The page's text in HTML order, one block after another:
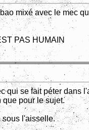
mixé avec le mec
PAS HUMAIN
qui se fait péter dans
que pour le sujet.
sous l'aisselle.